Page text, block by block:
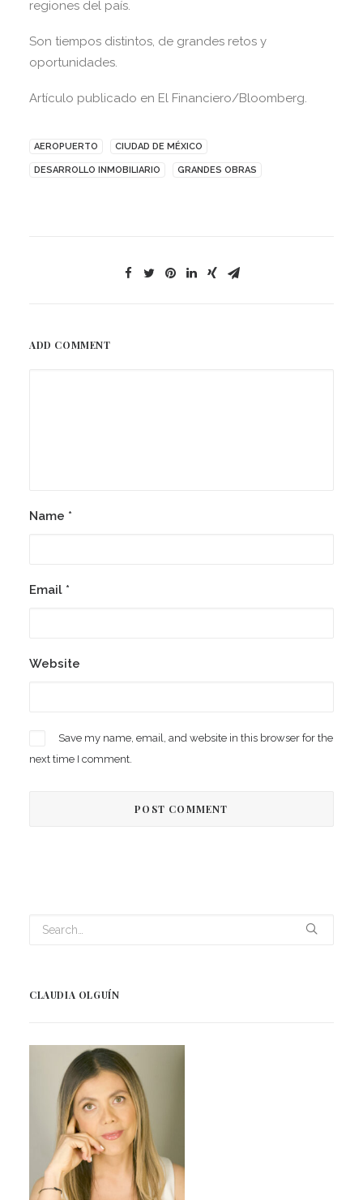
regiones del país.
Son tiempos distintos, de grandes retos y
oportunidades.
Artículo publicado en El Financiero/Bloomberg.
AEROPUERTO CIUDAD DE MÉXICO
DESARROLLO INMOBILIARIO GRANDES OBRAS
ADD COMMENT
Name *
Email *
Website
Save my name, email, and website in this browser for the
next time I comment.
CLAUDIA OLGUÍN